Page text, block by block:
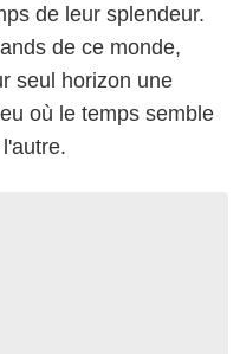
de leur splendeur.
de ce monde,
seul horizon une
où le temps semble